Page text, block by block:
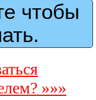
чтобы
»»»